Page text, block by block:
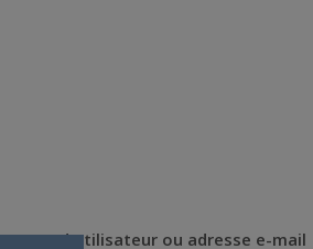
Nom d'utilisateur ou adresse e-mail